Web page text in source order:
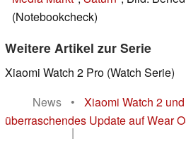
(Notebookcheck)
Weitere Artikel zur Serie
Xiaomi Watch 2 Pro (Watch Serie)
News
•
Xiaomi Watch 2
überraschendes Update auf Wear
|